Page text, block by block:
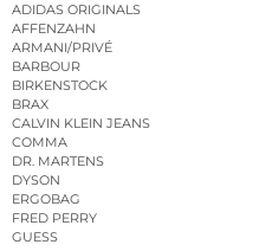
ADIDAS ORIGINALS
AFFENZAHN
ARMANI/PRIVÉ
BARBOUR
BIRKENSTOCK
BRAX
CALVIN KLEIN JEANS
COMMA
DR. MARTENS
DYSON
ERGOBAG
FRED PERRY
GUESS